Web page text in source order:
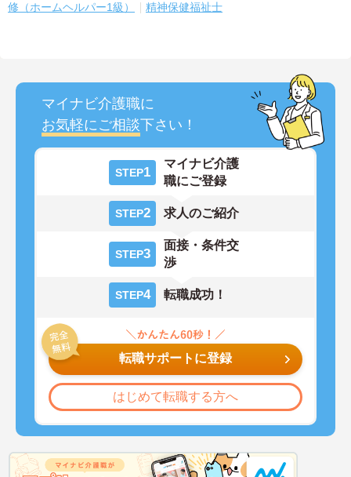
修（ホームヘルパー1級）
精神保健福祉士
マイナビ介護職に
お気軽にご相談下さい！
STEP1
マイナビ介護
職にご登録
STEP2 求人のご紹介
STEP3
面接・条件交
渉
STEP4 転職成功！
転職サポートに登録
はじめて転職する方へ